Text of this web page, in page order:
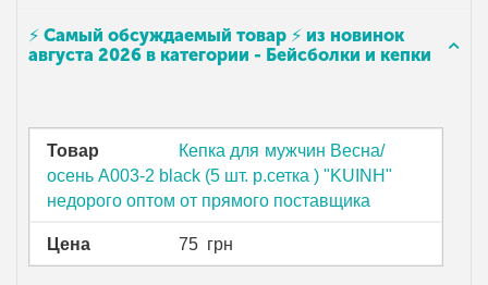
⚡ Самый обсуждаемый товар ⚡ из новинок
августа 2026 в категории - Бейсболки и кепки
Товар
Кепка для мужчин Весна/
осень A003-2 black (5 шт. р.сетка ) "KUINH"
недорого оптом от прямого поставщика
Цена 75 грн